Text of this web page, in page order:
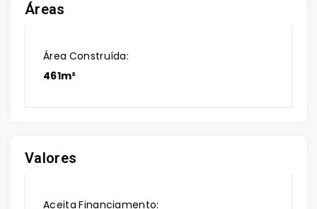
Áreas
Área Construída:
461m²
Valores
Aceita Financiamento: